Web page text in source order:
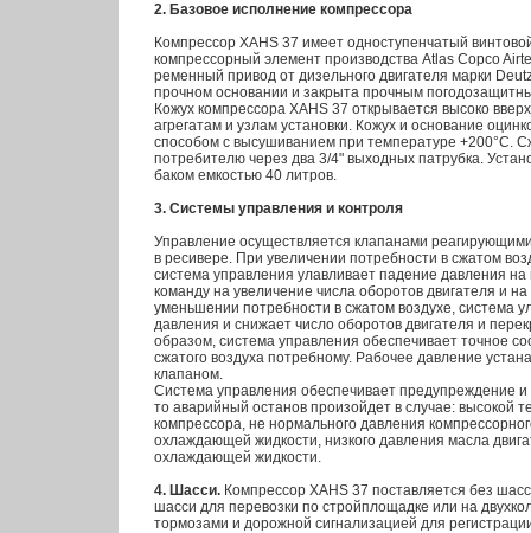
2. Базовое исполнение компрессора
Компрессор XAHS 37 имеет одноступенчатый
компрессорный элемент производства Atlas Copco
ременный привод от дизельного двигателя марки
прочном основании и закрыта прочным
Кожух компрессора XAHS 37 открывается высоко
агрегатам и узлам установки. Кожух и основание
способом с высушиванием при температуре +200°С.
потребителю через два 3/4" выходных патрубка.
баком емкостью 40 литров.
3. Системы управления и контроля
Управление осуществляется клапанами
в ресивере. При увеличении потребности в сжатом
система управления улавливает падение давления
команду на увеличение числа оборотов двигателя и
уменьшении потребности в сжатом воздухе, система
давления и снижает число оборотов двигателя и
образом, система управления обеспечивает точное
сжатого воздуха потребному. Рабочее давление
клапаном.
Система управления обеспечивает предупреждение
то аварийный останов произойдет в случае: высокой
компрессора, не нормального давления
охлаждающей жидкости, низкого давления масла
охлаждающей жидкости.
4. Шасси. Компрессор XAHS 37 поставляется без
шасси для перевозки по стройплощадке или на
тормозами и дорожной сигнализацией для